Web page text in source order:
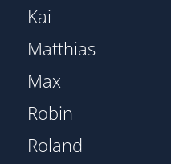
Kai
Matthias
Max
Robin
Roland